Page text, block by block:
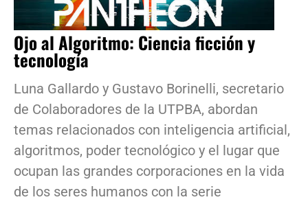
Ojo al Algoritmo: Ciencia ficción y
tecnología
Luna Gallardo y Gustavo Borinelli, secretario
de Colaboradores de la UTPBA, abordan
temas relacionados con inteligencia artificial,
algoritmos, poder tecnológico y el lugar que
ocupan las grandes corporaciones en la vida
de los seres humanos con la serie